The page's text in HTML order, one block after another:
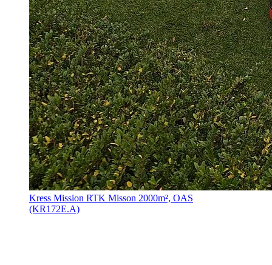
Kress Mission RTK Misson 2000m², OAS
(KR172E.A)